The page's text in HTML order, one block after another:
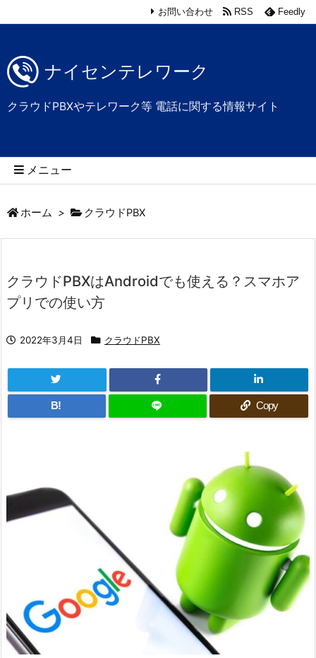
ナイセンテレワーク
クラウドPBXやテレワーク等 電話に関する情報サイト
メニュー
お問い合わせ RSS Feedly
ホーム > クラウドPBX
クラウドPBXはAndroidでも使える？スマホア
プリでの使い方
2022年3月4日 クラウドPBX
B! Copy